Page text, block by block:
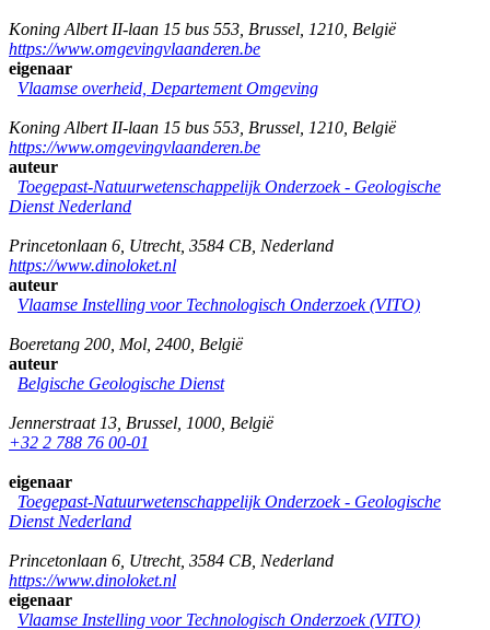
Koning Albert II-laan 15 bus 553 Brussel 1210 België
https://www.omgevingvlaanderen.be
eigenaar
Vlaamse overheid, Departement Omgeving
Koning Albert II-laan 15 bus 553 Brussel 1210 België
https://www.omgevingvlaanderen.be
auteur
Toegepast-Natuurwetenschappelijk Onderzoek - Geologische
Dienst Nederland
Princetonlaan 6 Utrecht, 3584 CB Nederland
https://www.dinoloket.nl
auteur
Vlaamse Instelling voor Technologisch Onderzoek (VITO)
Boeretang 200 Mol 2400 België
auteur
Belgische Geologische Dienst
Jennerstraat 13 Brussel 1000 België
+32 2 788 76 00-01
eigenaar
Toegepast-Natuurwetenschappelijk Onderzoek - Geologische
Dienst Nederland
Princetonlaan 6 Utrecht, 3584 CB Nederland
https://www.dinoloket.nl
eigenaar
Vlaamse Instelling voor Technologisch Onderzoek (VITO)